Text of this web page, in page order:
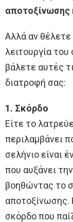
αποτοξίνωσης
Αλλά αν
λειτουργία
βάλετε αυτές
διατροφή σας:
1. Σκόρδο
Είτε το
περιλαμβάνει
σελήνιο είναι
που αυξάνει
βοηθώντας το
αποτοξίνωσης.
σκόρδο που